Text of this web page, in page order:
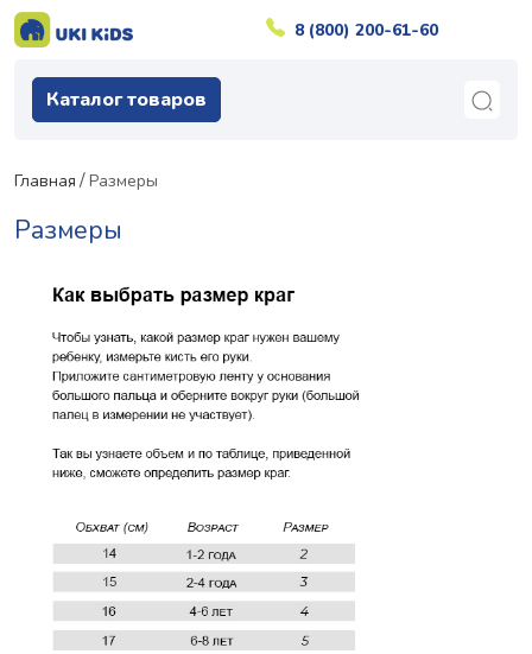
8 (800) 200-61-60
Каталог товаров
Главная Размеры
Размеры